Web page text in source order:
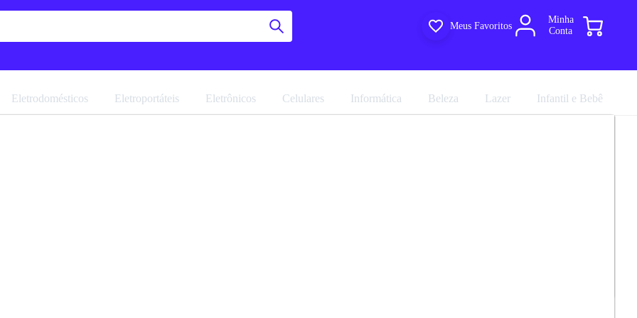
Meus Favoritos
Minha
Conta
Eletrodomésticos Eletroportáteis Eletrônicos Celulares Informática Beleza Lazer Infantil e Bebê